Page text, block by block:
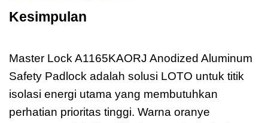
Kesimpulan
Master Lock A1165KAORJ Anodized Aluminum
Safety Padlock adalah solusi LOTO untuk titik
isolasi energi utama yang membutuhkan
perhatian prioritas tinggi. Warna oranye